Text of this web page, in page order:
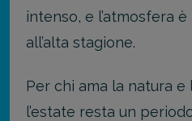
intenso, e l’atmosfera
all’alta stagione.
Per chi ama la natura
l’estate resta un